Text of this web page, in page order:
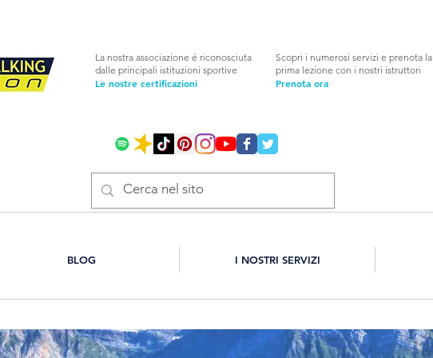
La nostra associazione é riconosciuta
dalle principali istituzioni sportive
Le nostre certificazioni
Scopri i numerosi servizi e prenota la
prima lezione con i nostri istruttori
Prenota ora
BLOG I NOSTRI SERVIZI